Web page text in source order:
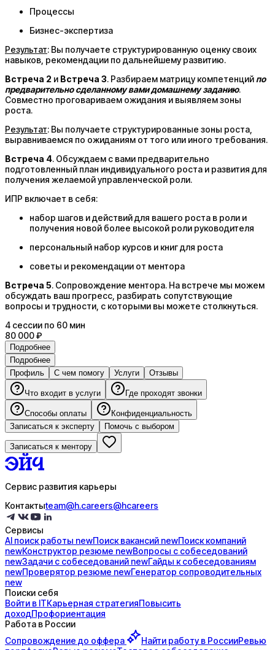
Процессы
Бизнес-экспертиза
Результат: Вы получаете структурированную оценку своих
навыков, рекомендации по дальнейшему развитию.
Встреча 2 и Встреча 3. Разбираем матрицу компетенций по
предварительно сделанному вами домашнему заданию.
Совместно проговариваем ожидания и выявляем зоны
роста.
Результат: Вы получаете структурированные зоны роста,
выравниваемся по ожиданиям от того или иного требования.
Встреча 4. Обсуждаем с вами предварительно
подготовленный план индивидуального роста и развития для
получения желаемой управленческой роли.
ИПР включает в себя:
набор шагов и действий для вашего роста в роли и
получения новой более высокой роли руководителя
персональный набор курсов и книг для роста
советы и рекомендации от ментора
Встреча 5. Сопровождение ментора. На встрече мы можем
обсуждать ваш прогресс, разбирать сопутствующие
вопросы и трудности, с которыми вы можете столкнуться.
4 сессии по 60 мин
80 000 ₽
Подробнее
Подробнее
Профиль
С чем помогу Услуги Отзывы
Что входит в услуги Где проходят звонки
Способы оплаты
Конфиденциальность
Записаться к эксперту
Помочь с выбором
Записаться к ментору
Сервис развития карьеры
Контактыteam@h.careers@hcareers
Сервисы
AI поискработы newПоисквакансий newПоисккомпаний
newКонструктор резюме newВопросы с собеседований
newЗадачи с собеседований newГайды ксобеседованиям
newПроверятор резюме newГенератор сопроводительных
new
Поиски себя
Войти в ITКарьерная стратегияПовысить
доходПрофориентация
Работа в России
Сопровождение до оффера Найти работу в РоссииРевью